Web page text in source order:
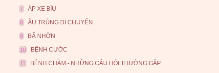
7 ÁP XE BÌU
8 ẤU TRÙNG DI CHUYỂN
9 BÃ NHỜN
10 BỆNH CƯỚC
11 BỆNH CHÀM - NHỮNG CÂU HỎI THƯỜNG GẶP